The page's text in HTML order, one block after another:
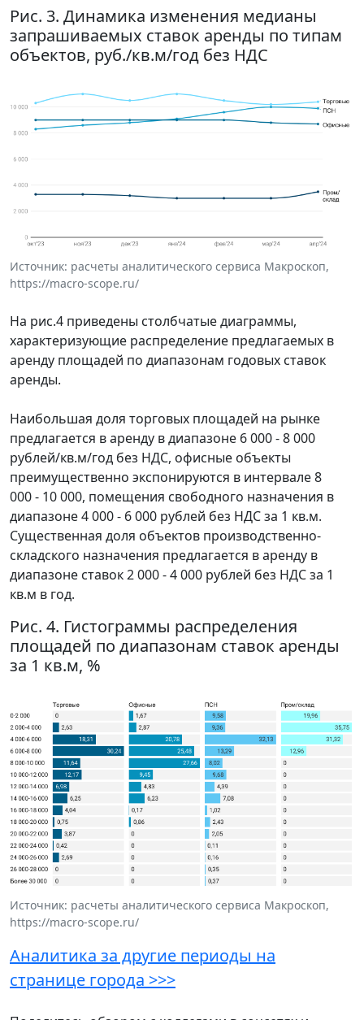
Рис. 3. Динамика изменения медианы
запрашиваемых ставок аренды по типам
объектов, руб./кв.м/год без НДС
Источник: расчеты аналитического сервиса Макроскоп,
https://macro-scope.ru/
На рис.4 приведены столбчатые диаграммы,
характеризующие распределение предлагаемых в
аренду площадей по диапазонам годовых ставок
аренды.
Наибольшая доля торговых площадей на рынке
предлагается в аренду в диапазоне 6 000 - 8 000
рублей/кв.м/год без НДС, офисные объекты
преимущественно экспонируются в интервале 8
000 - 10 000, помещения свободного назначения в
диапазоне 4 000 - 6 000 рублей без НДС за 1 кв.м.
Существенная доля объектов производственно-
складского назначения предлагается в аренду в
диапазоне ставок 2 000 - 4 000 рублей без НДС за 1
кв.м в год.
Рис. 4. Гистограммы распределения
площадей по диапазонам ставок аренды
за 1 кв.м, %
Источник: расчеты аналитического сервиса Макроскоп,
https://macro-scope.ru/
Аналитика за другие периоды на
странице города >>>